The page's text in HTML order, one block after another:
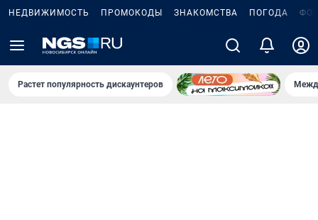
НЕДВИЖИМОСТЬ ПРОМОКОДЫ ЗНАКОМСТВА ПОГОДА
Растет популярность дискаунтеров